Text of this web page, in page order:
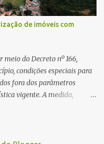
muito, mas não estaria
pediu paciência e
em breve. “O pessoal
nada. Eu digo: calma.
será feito em Mari...
de imóveis com
do Decreto nº 166,
condições especiais para
fora dos parâmetros
vigente. A medida,